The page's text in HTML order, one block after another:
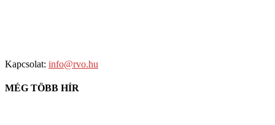
Kapcsolat: info@rvo.hu
MÉG TÖBB HÍR